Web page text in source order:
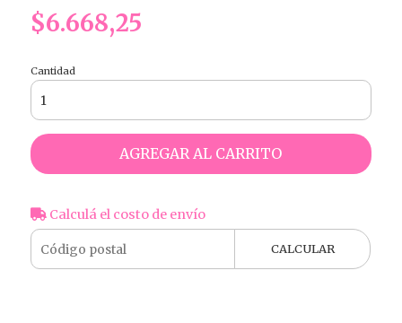
$6.668,25
Cantidad
AGREGAR AL CARRITO
Calculá el costo de envío
CALCULAR